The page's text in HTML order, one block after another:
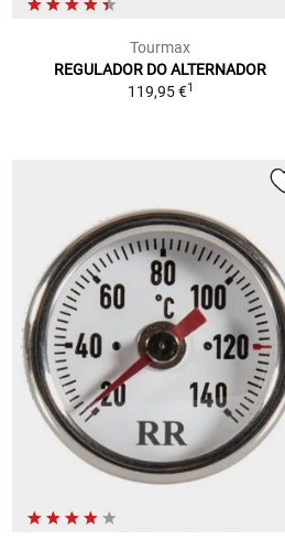
Tourmax
REGULADOR DO ALTERNADOR
119,95 €1